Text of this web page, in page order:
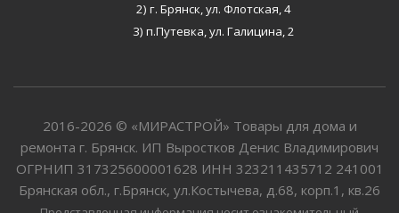
2) г. Брянск, ул. Флотская, 4
3) п.Путевка, ул. Галицина, 2
2016-2026 © «МИРАСТРОЙ» Товары для дома и
ремонта г. Брянск. ИП Выростков Денис Владимирович
ОГРНИП 317325600001628 ИНН 323211435712 241001
Брянская обл., г.Брянск, ул.Костычева, д.68, корп.1, кв.26